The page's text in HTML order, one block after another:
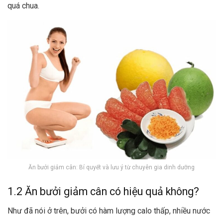
quá chua.
Ăn bưởi giảm cân: Bí quyết và lưu ý từ chuyên gia dinh dưỡng
1.2 Ăn bưởi giảm cân có hiệu quả không?
Như đã nói ở trên, bưởi có hàm lượng calo thấp, nhiều nước